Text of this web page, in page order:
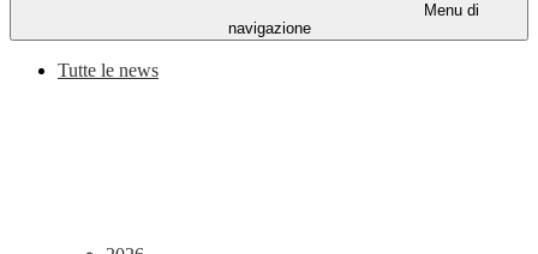
Menu di
navigazione
Tutte le news